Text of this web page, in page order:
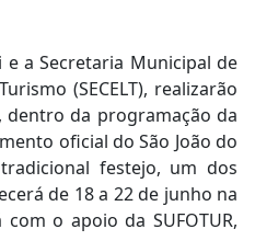
a Secretaria Municipal de
(SECELT), realizarão
dentro da programação da
oficial do São João do
festejo, um dos
de 18 a 22 de junho na
o apoio da SUFOTUR,